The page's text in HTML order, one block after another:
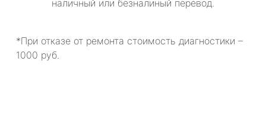
наличный или безналиный перевод.
*При отказе от ремонта стоимость диагностики –
1000 руб.